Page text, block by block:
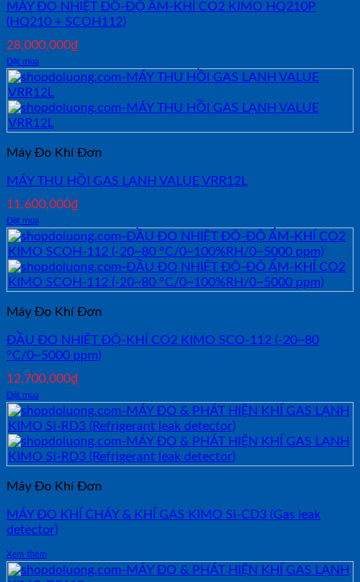
MÁY ĐO NHIỆT ĐỘ-ĐỘ ẨM-KHÍ CO2 KIMO HQ210P
(HQ210 + SCOH112)
28,000,000₫
Đặt mua
Máy Đo Khí Đơn
MÁY THU HỒI GAS LẠNH VALUE VRR12L
11,600,000₫
Đặt mua
Máy Đo Khí Đơn
ĐẦU ĐO NHIỆT ĐỘ-KHÍ CO2 KIMO SCO-112 (-20~80
°C/0~5000 ppm)
12,700,000₫
Đặt mua
Máy Đo Khí Đơn
MÁY ĐO KHÍ CHÁY & KHÍ GAS KIMO Si-CD3 (Gas leak
detector)
Xem thêm